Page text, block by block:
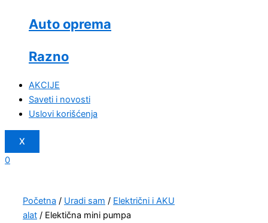
Auto oprema
Razno
AKCIJE
Saveti i novosti
Uslovi korišćenja
X
0
Početna / Uradi sam / Električni i AKU
alat / Elektična mini pumpa